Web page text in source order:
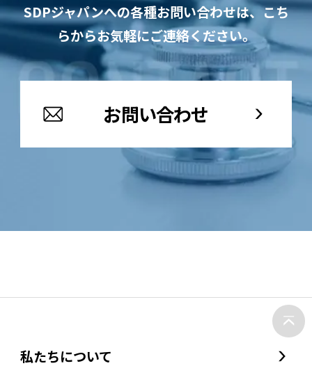
SDPジャパンへの各種お問い合わせは、こち
らからお気軽にご連絡ください。
お問い合わせ
私たちについて